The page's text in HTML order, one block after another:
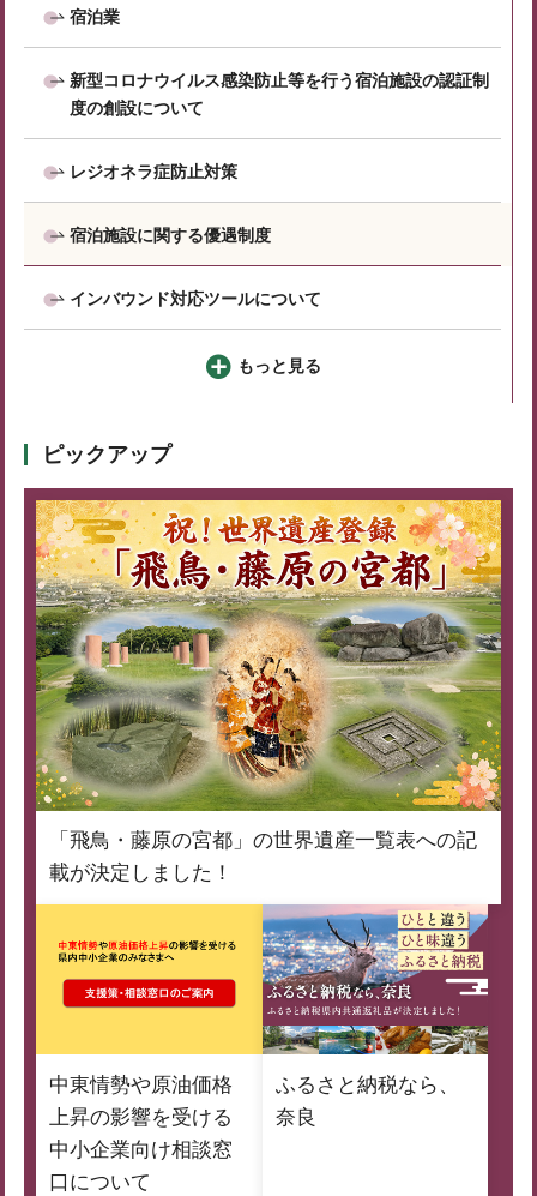
宿泊業
新型コロナウイルス感染防止等を行う宿泊施設の認証制
度の創設について
レジオネラ症防止対策
宿泊施設に関する優遇制度
インバウンド対応ツールについて
もっと見る
ピックアップ
「飛鳥・藤原の宮都」の世界遺産一覧表への記
載が決定しました！
中東情勢や原油価格
上昇の影響を受ける
中小企業向け相談窓
口について
ふるさと納税なら、
奈良